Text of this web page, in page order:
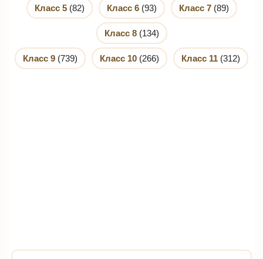
Класс 5(82) Класс 6(93) Класс 7(89)
Класс 8(134)
Класс 9 (739) Класс 10 (266) Класс 11 (312)